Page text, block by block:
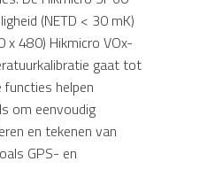
(NETD < 30 mK)
x 480) Hikmicro VOx-
gaat tot
functies helpen
om eenvoudig
en tekenen van
GPS- en